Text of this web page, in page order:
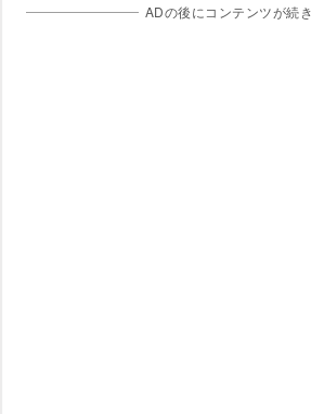
ADの後にコンテンツが続